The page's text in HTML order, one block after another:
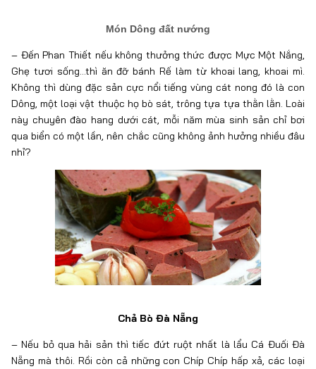
Món Dông đất nướng
– Đến Phan Thiết nếu không thưởng thức được Mực Một Nắng,
Ghẹ tươi sống…thì ăn đỡ bánh Rế làm từ khoai lang, khoai mì.
Không thì dùng đặc sản cực nổi tiếng vùng cát nong đó là con
Dông, một loại vật thuộc họ bò sát, trông tựa tựa thằn lằn. Loài
này chuyên đào hang dưới cát, mỗi năm mùa sinh sản chỉ bơi
qua biển có một lần, nên chắc cũng không ảnh hưởng nhiều đâu
nhỉ?
Chả Bò Đà Nẵng
– Nếu bỏ qua hải sản thì tiếc đứt ruột nhất là lẩu Cá Đuối Đà
Nẵng mà thôi. Rồi còn cả những con Chíp Chíp hấp xả, các loại